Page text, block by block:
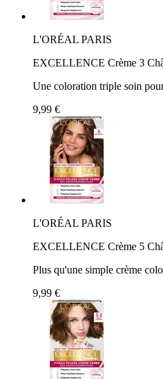
L'ORÉAL PARIS
EXCELLENCE Crème 3
Une coloration triple soin
9,99 €
L'ORÉAL PARIS
EXCELLENCE Crème 5
Plus qu'une simple crème
9,99 €